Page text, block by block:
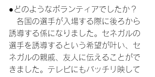
●どのようなボランティアでしたか？
各国の選手が入場する際に後ろから
誘導する係になりました。セネガルの
選手を誘導するという希望が叶い、セ
ネガルの親戚、友人に伝えることがで
きました。テレビにもバッチリ映して